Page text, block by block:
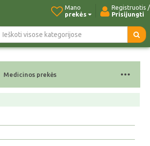
Registruotis /
Prisijungti
Mano
prekės
Pradžia Naujos prekės Kontaktai
Medicinos prekės ...